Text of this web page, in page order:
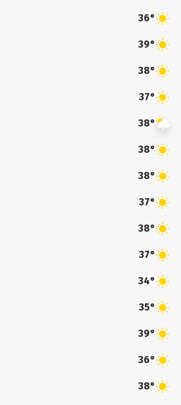
36°
39°
38°
37°
38°
38°
38°
37°
38°
37°
34°
35°
39°
36°
38°